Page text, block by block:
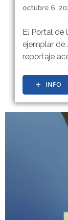
octubre 6,
El Portal de
ejemplar
reportaje
INFO